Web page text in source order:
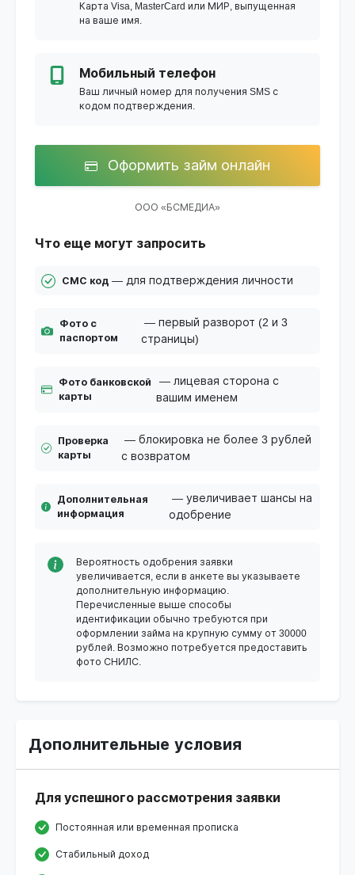
Карта Visa, MasterCard или МИР, выпущенная
на ваше имя.
Мобильный телефон
Ваш личный номер для получения SMS с
кодом подтверждения.
Оформить займ онлайн
ООО «БСМЕДИА»
Что еще могут запросить
СМС код — для подтверждения личности
Фото с
паспортом
— первый разворот (2 и 3
страницы)
Фото банковской
карты
— лицевая сторона с
вашим именем
Проверка
карты
— блокировка не более 3 рублей
с возвратом
Дополнительная
информация
— увеличивает шансы на
одобрение
Вероятность одобрения заявки
увеличивается, если в анкете вы указываете
дополнительную информацию.
Перечисленные выше способы
идентификации обычно требуются при
оформлении займа на крупную сумму от 30000
рублей. Возможно потребуется предоставить
фото СНИЛС.
Дополнительные условия
Для успешного рассмотрения заявки
Постоянная или временная прописка
Стабильный доход